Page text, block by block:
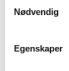
Nødvendig
Egenskaper
Forbedrer
2022-02-18